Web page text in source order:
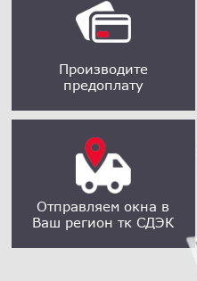
Производите
предоплату
Отправляем окна в
Ваш регион тк СДЭК